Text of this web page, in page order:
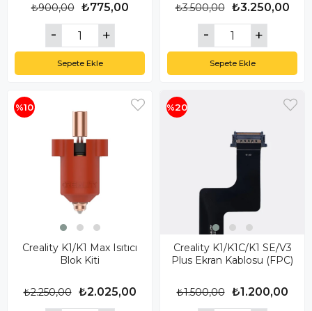
₺775,00
₺900,00
Sepete Ekle
₺3.250,00
₺3.500,00
Sepete Ekle
Creality K1/K1 Max Isıtıcı
Blok Kiti
₺2.025,00
₺2.250,00
%10
Creality K1/K1C/K1 SE/V3
Plus Ekran Kablosu (FPC)
₺1.200,00
₺1.500,00
%20